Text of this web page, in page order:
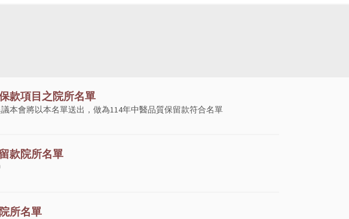
項目之院所名單
本會將以本名單送出，做為114年中醫品質保留款符合名單
款院所名單
所名單